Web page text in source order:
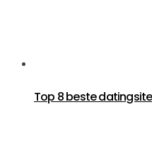
Top 8 beste